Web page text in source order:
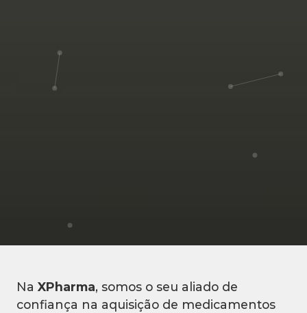
Na XPharma, somos o seu aliado de
confiança na aquisição de medicamentos